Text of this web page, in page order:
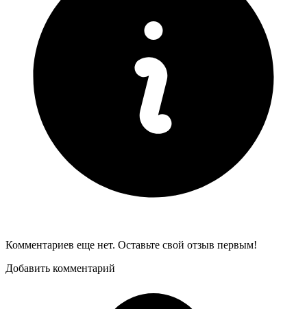
Комментариев еще нет. Оставьте свой отзыв первым!
Добавить комментарий